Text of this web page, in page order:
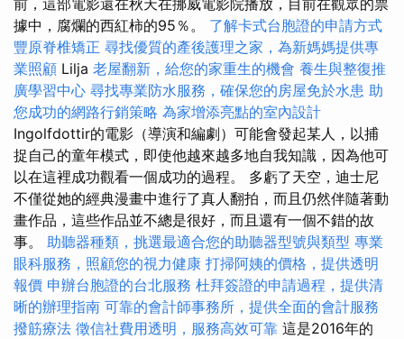
據中，腐爛的西紅柿的95％。 了解卡式台胞證的申請方式
豐原脊椎矯正 尋找優質的產後護理之家，為新媽媽提供專
業照顧 Lilja 老屋翻新，給您的家重生的機會 養生與整復推
廣學習中心 尋找專業防水服務，確保您的房屋免於水患 助
您成功的網路行銷策略 為家增添亮點的室內設計
Ingolfdottir的電影（導演和編劇）可能會發起某人，以捕
捉自己的童年模式，即使他越來越多地自我知識，因為他可
以在這裡成功觀看一個成功的過程。 多虧了天空，迪士尼
不僅從她的經典漫畫中進行了真人翻拍，而且仍然伴隨著動
畫作品，這些作品並不總是很好，而且還有一個不錯的故
事。 助聽器種類，挑選最適合您的助聽器型號與類型 專業
眼科服務，照顧您的視力健康 打掃阿姨的價格，提供透明
報價 申辦台胞證的台北服務 杜拜簽證的申請過程，提供清
晰的辦理指南 可靠的會計師事務所，提供全面的會計服務
撥筋療法 徵信社費用透明，服務高效可靠 這是2016年的